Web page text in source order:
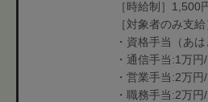
［時給制］1,500
［対象者のみ支給
・資格手当（あ
・通信手当:1万円/
・営業手当:2万円/
・職務手当:2万円/